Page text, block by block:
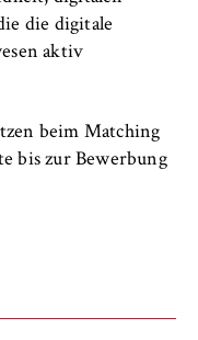
die digitale
aktiv
beim Matching
bis zur Bewerbung
des
aktuellen
dass das
Aufruf